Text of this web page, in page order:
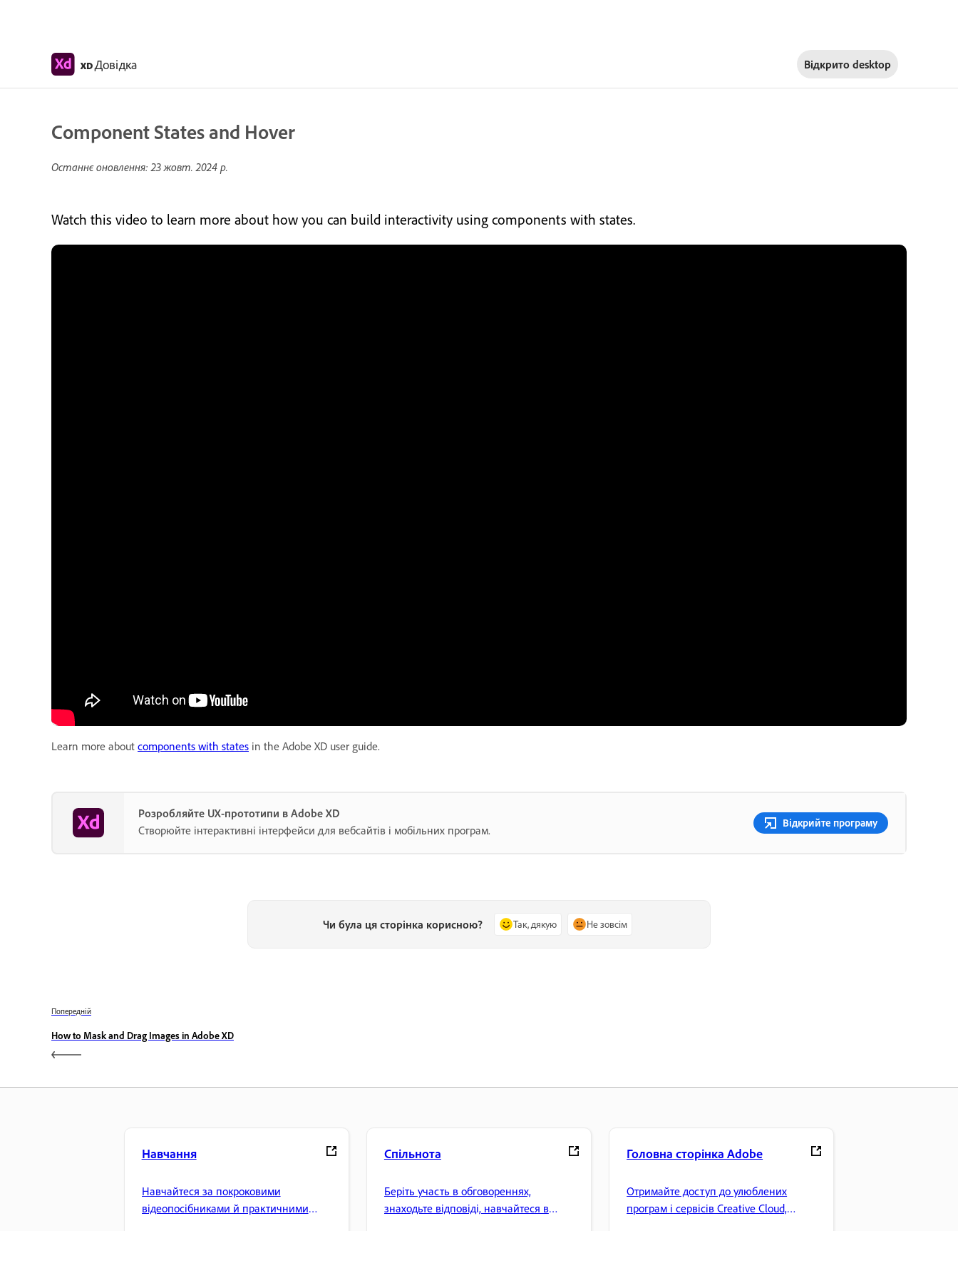
XDДовідка Відкрито desktop
Component States and Hover
Останнє оновлення:23 жовт. 2024 р.
Watch this video to learn more about how you can build interactivity using components with states.
Learn more about components with states in the Adobe XD user guide.
Розробляйте UX-прототипи в Adobe XD
Створюйте інтерактивні інтерфейси для вебсайтів і мобільних програм.
Відкрийте програму
Чи була ця сторінка корисною? Так, дякую Не зовсім
Попередній
How to Mask and Drag Images in Adobe XD
Навчання
Навчайтеся за покроковими
відеопосібниками й практичними
Спільнота
Беріть участь в обговореннях,
знаходьте відповіді, навчайтеся в
Головна сторінка Adobe
Отримайте доступ до улюблених
програм і сервісів Creative Cloud,